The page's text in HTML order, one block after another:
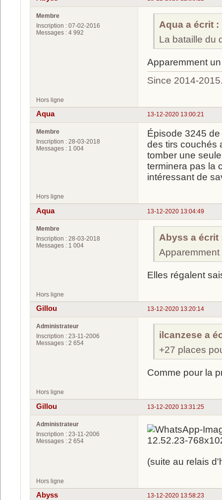
Membre
Inscription : 07-02-2016
Messages : 4 992
Aqua a écrit :
La bataille du
Apparemment
Since 2014-
Hors ligne
13-12-2020 13:00:21
Aqua
Membre
Inscription : 28-03-2018
Messages : 1 004
Épisode 3245
des tirs couchés
tomber une
terminera pas la
intéressant de
Hors ligne
13-12-2020 13:04:49
Aqua
Membre
Inscription : 28-03-2018
Messages : 1 004
Abyss a écrit
Elles régalent
Hors ligne
13-12-2020 13:20:14
Gillou
Administrateur
Inscription : 23-11-2006
Messages : 2 654
ilcanzese a
+27 places
Comme pour la
Hors ligne
13-12-2020 13:31:25
Gillou
Administrateur
Inscription : 23-11-2006
Messages : 2 654
(suite au relais
Hors ligne
13-12-2020 13:58:23
Abyss